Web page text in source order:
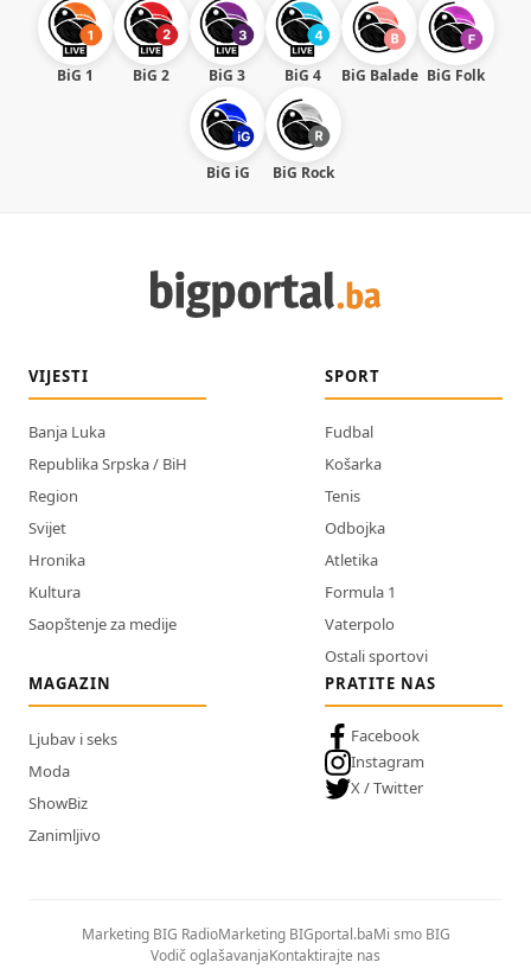
BiG 1 BiG 2 BiG 3 BiG 4 BiG Balade BiG Folk
BiG iG BiG Rock
VIJESTI
Banja Luka
Republika Srpska / BiH
Region
Svijet
Hronika
Kultura
Saopštenje za medije
SPORT
Fudbal
Košarka
Tenis
Odbojka
Atletika
Formula 1
Vaterpolo
Ostali sportovi
MAGAZIN
Ljubav i seks
Moda
ShowBiz
Zanimljivo
PRATITE NAS
Facebook
Instagram
X / Twitter
Marketing BIG RadioMarketing BIGportal.baMi smo BIG
Vodič oglašavanjaKontaktirajte nas